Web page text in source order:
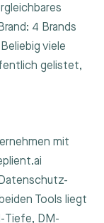
4 Brands
viele
gelistet,
mit
Tools liegt
Tiefe, DM-